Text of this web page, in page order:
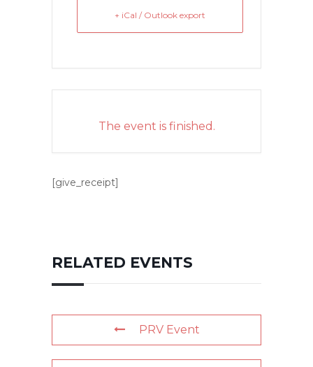
+ iCal / Outlook export
The event is finished.
[give_receipt]
RELATED EVENTS
PRV Event